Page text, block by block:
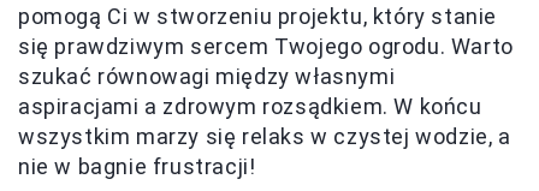
pomogą Ci w stworzeniu projektu, który stanie
się prawdziwym sercem Twojego ogrodu. Warto
szukać równowagi między własnymi
aspiracjami a zdrowym rozsądkiem. W końcu
wszystkim marzy się relaks w czystej wodzie, a
nie w bagnie frustracji!